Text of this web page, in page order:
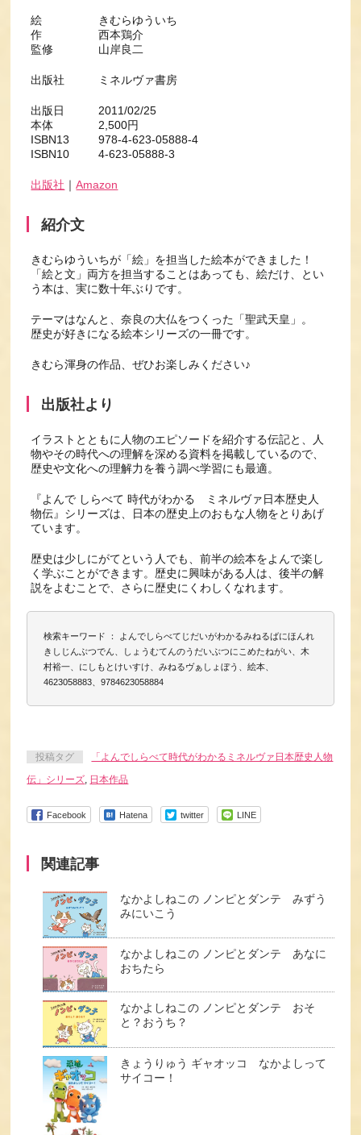
絵 きむらゆういち
作 西本鶏介
監修 山岸良二
出版社 ミネルヴァ書房
出版日 2011/02/25
本体 2,500円
ISBN13 978-4-623-05888-4
ISBN10 4-623-05888-3
出版社 ｜Amazon
紹介文
きむらゆういちが「絵」を担当した絵本ができました！
「絵と文」両方を担当することはあっても、絵だけ、とい
う本は、実に数十年ぶりです。
テーマはなんと、奈良の大仏をつくった「聖武天皇」。
歴史が好きになる絵本シリーズの一冊です。
きむら渾身の作品、ぜひお楽しみください♪
出版社より
イラストとともに人物のエピソードを紹介する伝記と、人
物やその時代への理解を深める資料を掲載しているので、
歴史や文化への理解力を養う調べ学習にも最適。
『よんで しらべて 時代がわかる ミネルヴァ日本歴史人
物伝』シリーズは、日本の歴史上のおもな人物をとりあげ
ています。
歴史は少しにがてという人でも、前半の絵本をよんで楽し
く学ぶことができます。歴史に興味がある人は、後半の解
説をよむことで、さらに歴史にくわしくなれます。
検索キーワード ： よんでしらべてじだいがわかるみねるばにほんれ
きしじんぶつでん、しょうむてんのうだいぶつにこめたねがい、木
村裕一、にしもとけいすけ、みねるヴぁしょぼう、絵本、
4623058883、9784623058884
投稿タグ
「よんでしらべて時代がわかるミネルヴァ日本歴史人物
伝」シリーズ 日本作品
Facebook Hatena twitter LINE
関連記事
なかよしねこの ノンピとダンテ みずう
みにいこう
なかよしねこの ノンピとダンテ あなに
おちたら
なかよしねこの ノンピとダンテ おそ
と？おうち？
きょうりゅう ギャオッコ なかよしって
サイコー！